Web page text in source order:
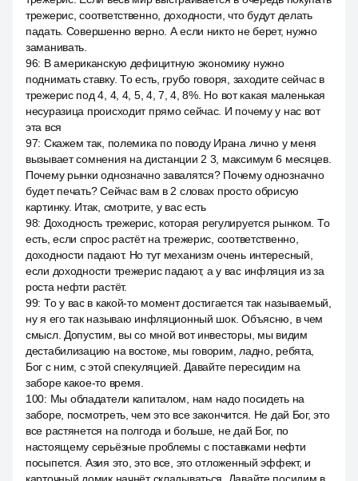
трежерис, соответственно, доходности, что будут делать
падать. Совершенно верно. А если никто не берет, нужно
заманивать.
96: В американскую дефицитную экономику нужно
поднимать ставку. То есть, грубо говоря, заходите сейчас в
трежерис под 4, 4, 4, 5, 4, 7, 4, 8%. Но вот какая маленькая
несуразица происходит прямо сейчас. И почему у нас вот
эта вся
97: Скажем так, полемика по поводу Ирана лично у меня
вызывает сомнения на дистанции 2 3, максимум 6 месяцев.
Почему рынки однозначно завалятся? Почему однозначно
будет печать? Сейчас вам в 2 словах просто обрисую
картинку. Итак, смотрите, у вас есть
98: Доходность трежерис, которая регулируется рынком. То
есть, если спрос растёт на трежерис, соответственно,
доходности падают. Но тут механизм очень интересный,
если доходности трежерис падают, а у вас инфляция из за
роста нефти растёт.
99: То у вас в какой-то момент достигается так называемый,
ну я его так называю инфляционный шок. Объясню, в чем
смысл. Допустим, вы со мной вот инвесторы, мы видим
дестабилизацию на востоке, мы говорим, ладно, ребята,
Бог с ним, с этой спекуляцией. Давайте пересидим на
заборе какое-то время.
100: Мы обладатели капиталом, нам надо посидеть на
заборе, посмотреть, чем это все закончится. Не дай Бог, это
все растянется на полгода и больше, не дай Бог, по
настоящему серьёзные проблемы с поставками нефти
посыпется. Азия это, это все, это отложенный эффект, и